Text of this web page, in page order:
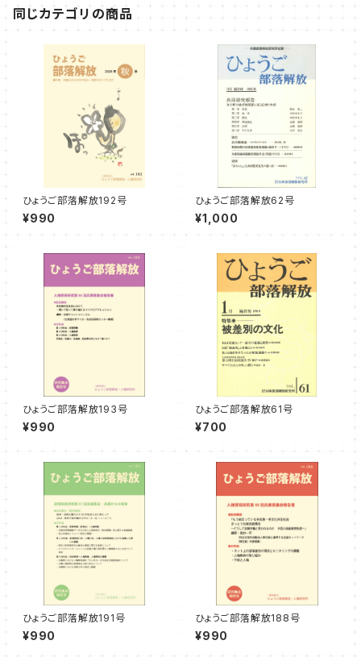
同じカテゴリの商品
ひょうご部落解放192号
¥990
ひょうご部落解放62号
¥1,000
ひょうご部落解放193号
¥990
ひょうご部落解放61号
¥700
ひょうご部落解放191号
¥990
ひょうご部落解放188号
¥990